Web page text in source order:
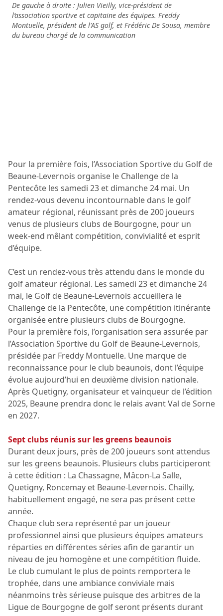
De gauche à droite : Julien Vieilly, vice-président de
l’association sportive et capitaine des équipes. Freddy
Montuelle, président de l'AS golf, et Frédéric De Sousa, membre
du bureau chargé de la communication
Pour la première fois, l’Association Sportive du Golf de
Beaune-Levernois organise le Challenge de la
Pentecôte les samedi 23 et dimanche 24 mai. Un
rendez-vous devenu incontournable dans le golf
amateur régional, réunissant près de 200 joueurs
venus de plusieurs clubs de Bourgogne, pour un
week-end mêlant compétition, convivialité et esprit
d’équipe.
C’est un rendez-vous très attendu dans le monde du
golf amateur régional. Les samedi 23 et dimanche 24
mai, le Golf de Beaune-Levernois accueillera le
Challenge de la Pentecôte, une compétition itinérante
organisée entre plusieurs clubs de Bourgogne.
Pour la première fois, l’organisation sera assurée par
l’Association Sportive du Golf de Beaune-Levernois,
présidée par Freddy Montuelle. Une marque de
reconnaissance pour le club beaunois, dont l’équipe
évolue aujourd’hui en deuxième division nationale.
Après Quetigny, organisateur et vainqueur de l’édition
2025, Beaune prendra donc le relais avant Val de Sorne
en 2027.
Sept clubs réunis sur les greens beaunois
Durant deux jours, près de 200 joueurs sont attendus
sur les greens beaunois. Plusieurs clubs participeront
à cette édition : La Chassagne, Mâcon-La Salle,
Quetigny, Roncemay et Beaune-Levernois. Chailly,
habituellement engagé, ne sera pas présent cette
année.
Chaque club sera représenté par un joueur
professionnel ainsi que plusieurs équipes amateurs
réparties en différentes séries afin de garantir un
niveau de jeu homogène et une compétition fluide.
Le club cumulant le plus de points remportera le
trophée, dans une ambiance conviviale mais
néanmoins très sérieuse puisque des arbitres de la
Ligue de Bourgogne de golf seront présents durant